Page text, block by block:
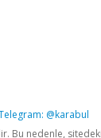
@karabul
Bu nedenle,